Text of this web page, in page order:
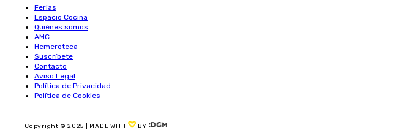
Ferias
Espacio Cocina
Quiénes somos
AMC
Hemeroteca
Suscríbete
Contacto
Aviso Legal
Política de Privacidad
Política de Cookies
Copyright © 2025 | MADE WITH BY